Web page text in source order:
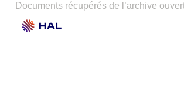
Documents récupérés de l’archive